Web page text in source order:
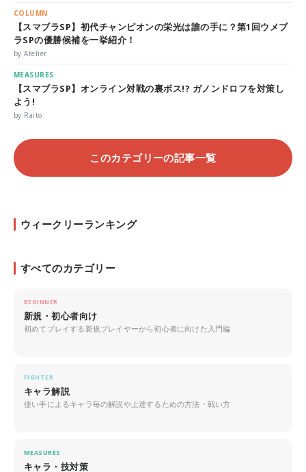
COLUMN
【スマブラSP】初代チャンピオンの栄光は誰の手に？第1回ウメブ
ラSPの優勝候補を一挙紹介！
by Atelier
MEASURES
【スマブラSP】オンライン対戦の裏ボス!? ガノンドロフを対策し
よう!
by Raito
このカテゴリーの記事一覧
ウィークリーランキング
すべてのカテゴリー
BEGINNER
新規・初心者向け
初めてプレイする新規プレイヤーから初心者に向けた入門編
FIGHTER
キャラ解説
使い手によるキャラ毎の解説や上達するための方法・戦い方
MEASURES
キャラ・技対策